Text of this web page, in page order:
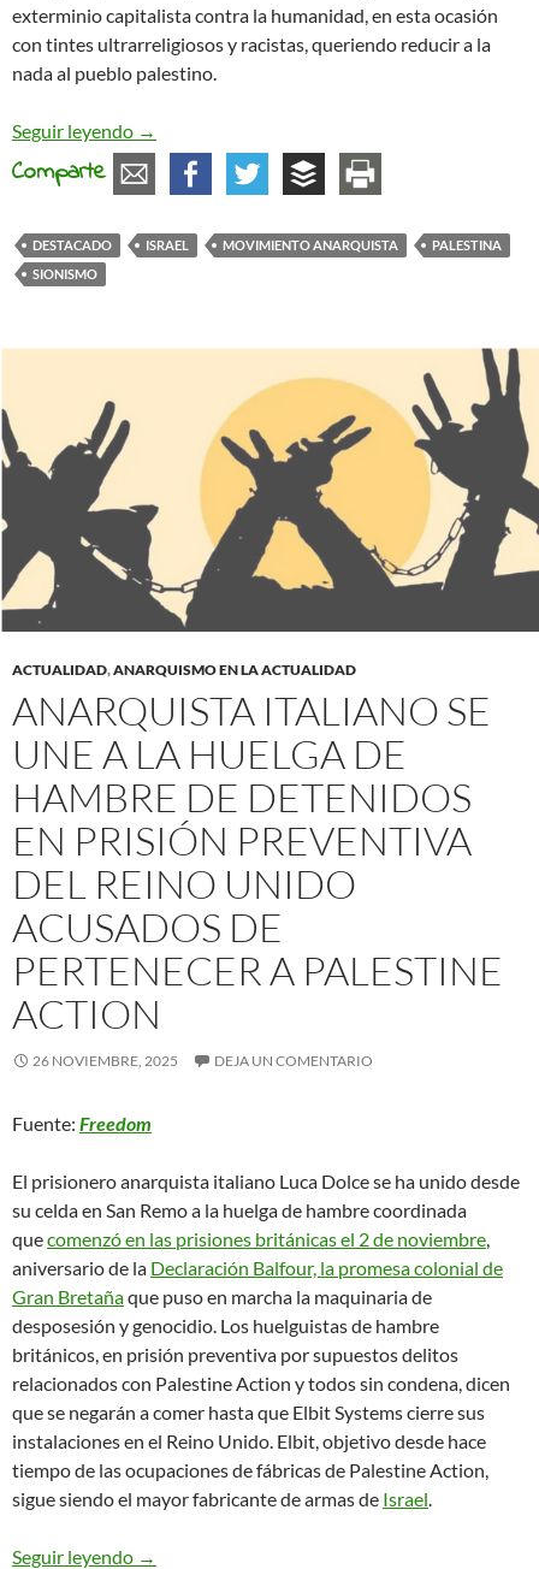
exterminio capitalista contra la humanidad, en esta ocasión
con tintes ultrarreligiosos y racistas, queriendo reducir a la
nada al pueblo palestino.
Seguir leyendo Apuntes históricos del antisionismo entre la
→
Comparte
DESTACADO ISRAEL MOVIMIENTO ANARQUISTA
PALESTINA
SIONISMO
ACTUALIDAD,ANARQUISMO EN LA ACTUALIDAD
ANARQUISTA ITALIANO SE
UNE A LA HUELGA DE
HAMBRE DE DETENIDOS
EN PRISIÓN PREVENTIVA
DEL REINO UNIDO
ACUSADOS DE
PERTENECER A PALESTINE
ACTION
26 NOVIEMBRE, 2025 DEJA UN COMENTARIO
Fuente: Freedom
El prisionero anarquista italiano Luca Dolce se ha unido desde
su celda en San Remo a la huelga de hambre coordinada
quecomenzó en las prisiones británicas el 2 de noviembre
aniversario de la Declaración Balfour, la promesa colonial de
Gran Bretañaque puso en marcha la maquinaria de
desposesión y genocidio. Los huelguistas de hambre
británicos, en prisión preventiva por supuestos delitos
relacionados con Palestine Action y todos sin condena, dicen
que se negarán a comer hasta que Elbit Systems cierre sus
instalaciones en el Reino Unido. Elbit, objetivo desde hace
tiempo de las ocupaciones de fábricas de Palestine Action,
sigue siendo el mayor fabricante de armas de Israel
Seguir leyendo Anarquista italiano se une a la huelga de
→